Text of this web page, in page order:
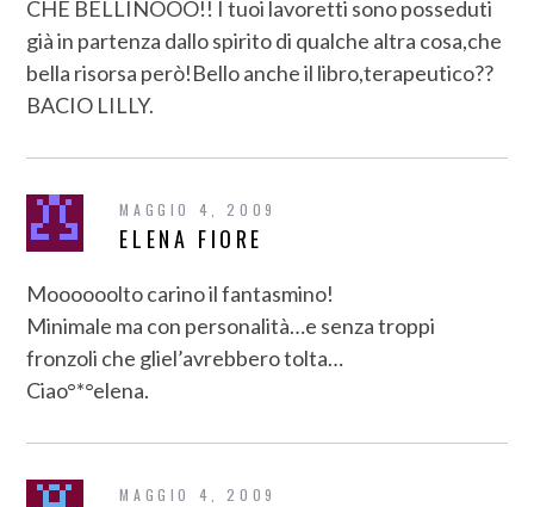
CHE BELLINOOO!! I tuoi lavoretti sono posseduti
già in partenza dallo spirito di qualche altra cosa,che
bella risorsa però!Bello anche il libro,terapeutico??
BACIO LILLY.
MAGGIO 4, 2009
ELENA FIORE
Moooooolto carino il fantasmino!
Minimale ma con personalità…e senza troppi
fronzoli che gliel’avrebbero tolta…
Ciao°*°elena.
MAGGIO 4, 2009